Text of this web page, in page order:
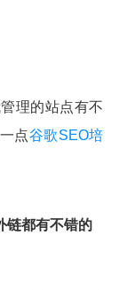
理的站点有不
点谷歌SEO培
链都有不错的